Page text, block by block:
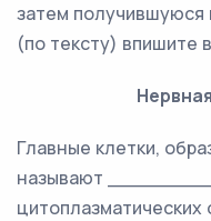
затем
(по тексту) впишите
Главные клетки,
называют
цитоплазматических